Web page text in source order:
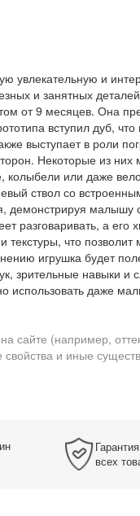
увлекательную и
и занятных
от 9 месяцев. Она
вступил дуб,
выступает в роли
Некоторые из них
колыбели или даже
ствол со
демонстрируя малышу
разговаривать, а его
текстуры, что
игрушка будет
зрительные навыки и
использовать даже
сайте (например,
свойства и иные
всех